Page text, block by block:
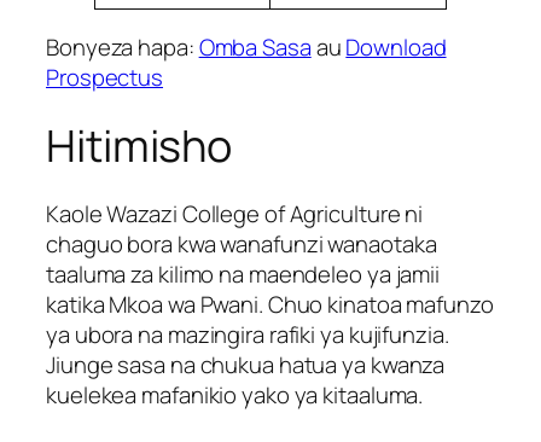
Bonyeza hapa:Omba SasaauDownload
Prospectus
Hitimisho
Kaole Wazazi College of Agriculture ni
chaguo bora kwa wanafunzi wanaotaka
taaluma za kilimo na maendeleo ya jamii
katika Mkoa wa Pwani. Chuo kinatoa mafunzo
ya ubora na mazingira rafiki ya kujifunzia.
Jiunge sasa na chukua hatua ya kwanza
kuelekea mafanikio yako ya kitaaluma.